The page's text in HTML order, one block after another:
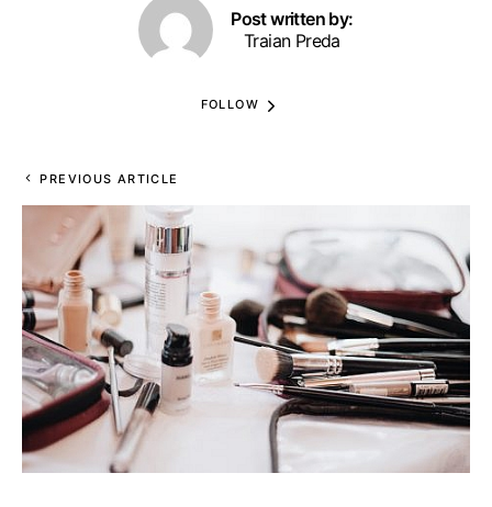
Post written by:
Traian Preda
FOLLOW
PREVIOUS ARTICLE